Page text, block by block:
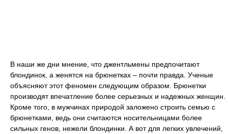
В наши же дни мнение, что джентльмены предпочитают
блондинок, а женятся на брюнетках – почти правда. Ученые
объясняют этот феномен следующим образом. Брюнетки
производят впечатление более серьезных и надежных женщин.
Кроме того, в мужчинах природой заложено строить семью с
брюнетками, ведь они считаются носительницами более
сильных генов, нежели блондинки. А вот для легких увлечений,